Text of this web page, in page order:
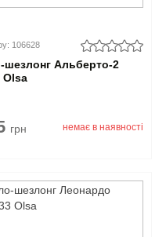
106628
шезлонг Альберто-2
Olsa
грн немає в наявності